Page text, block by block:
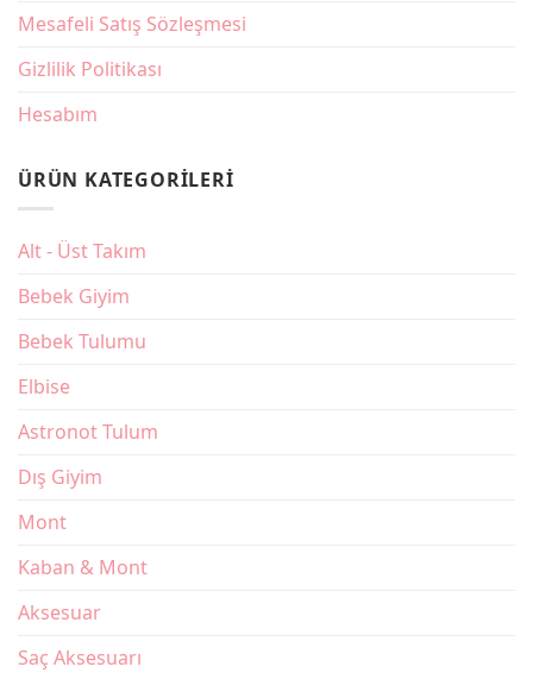
Mesafeli Satış Sözleşmesi
Gizlilik Politikası
Hesabım
ÜRÜN KATEGORILERI
Alt - Üst Takım
Bebek Giyim
Bebek Tulumu
Elbise
Astronot Tulum
Dış Giyim
Mont
Kaban & Mont
Aksesuar
Saç Aksesuarı